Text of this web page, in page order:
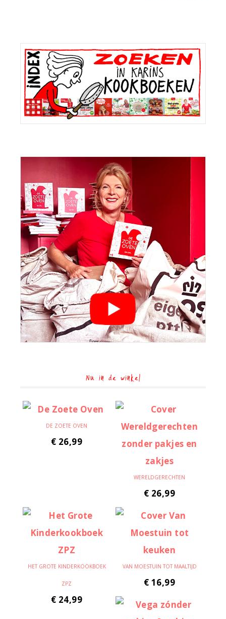
Primaire
Sidebar
Nu in de winkel
DE ZOETE OVEN
€ 26,99
WERELDGERECHTEN
€ 26,99
HET GROTE KINDERKOOKBOEK
ZPZ
€ 24,99
VAN MOESTUIN TOT MAALTIJD
€ 16,99